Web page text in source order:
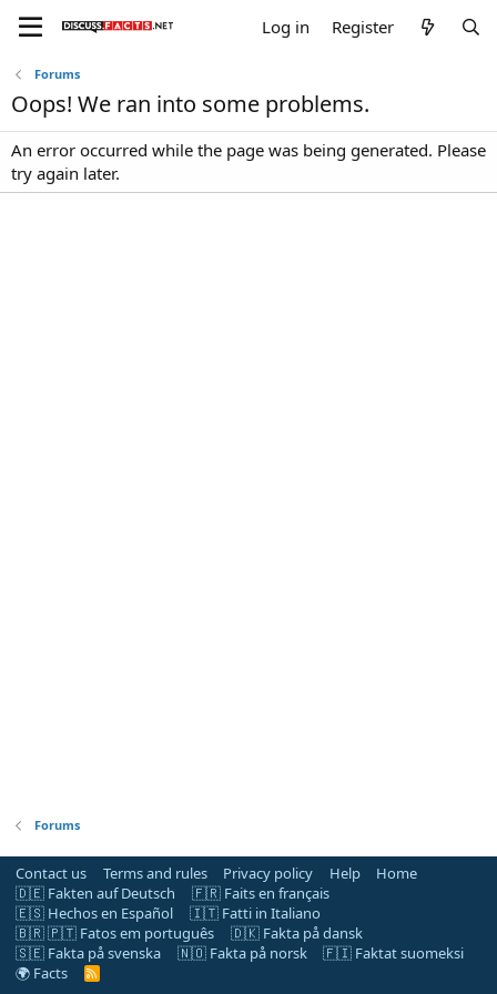
Log in Register
Forums
Oops! We ran into some problems.
An error occurred while the page was being generated. Please
try again later.
Forums
Contact us Terms and rules Privacy policy Help
Home
🇩🇪 Fakten auf Deutsch
🇫🇷 Faits en français
🇪🇸 Hechos en Español
🇮🇹 Fatti in Italiano
🇧🇷 🇵🇹 Fatos em português
🇩🇰 Fakta på dansk
🇸🇪 Fakta på svenska
🇳🇴 Fakta på norsk
🇫🇮 Faktat suomeksi
🌍 Facts
R